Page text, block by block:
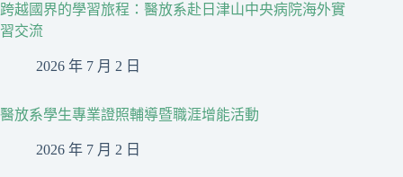
跨越國界的學習旅程：醫放系赴日津山中央病院海外實
習交流
2026 年 7 月 2 日
醫放系學生專業證照輔導暨職涯增能活動
2026 年 7 月 2 日